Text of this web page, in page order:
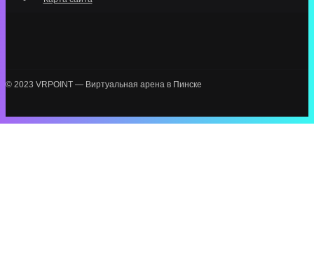
© 2023 VRPOINT — Виртуальная арена в Пинске